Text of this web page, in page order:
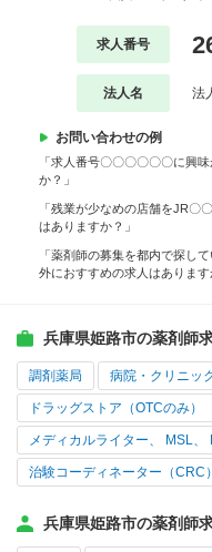
求人番号
法人名 法
お問い合わせの例
「求人番号〇〇〇〇〇〇に興
か？」
「残業が少なめの店舗をJR〇
はありますか？」
「薬剤師の募集を都内で探し
外におすすめの求人はあります
兵庫県姫路市の薬剤師
調剤薬局 病院・クリニッ
ドラッグストア（OTCのみ）
メディカルライター、 MSL、
治験コーディネーター（CRC）
兵庫県姫路市の薬剤師